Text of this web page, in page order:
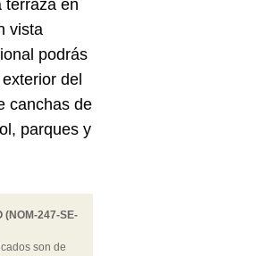
terraza en
vista
podrás
del
canchas de
parques y
(NOM-247-SE-
son de